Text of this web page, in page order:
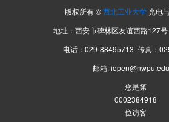
版权所有 ©西北工业大学光电
地址：西安市碑林区友谊西路127
电话：029-88495713 传真：
邮箱:
您是第
0002384918
位访客